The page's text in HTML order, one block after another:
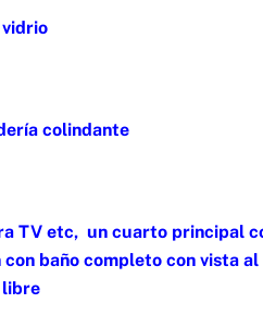
colindante
TV etc, un cuarto principal
baño completo con vista
libre